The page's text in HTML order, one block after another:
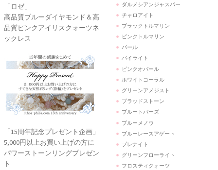
「ロゼ」
高品質ブルーダイヤモンド＆高
品質ピンクアイリスクォーツネ
ックレス
「15周年記念プレゼント企画」
5,000円以上お買い上げの方に
パワーストーンリングプレゼン
ト
ダルメシアンジャスパー
チャロアイト
ブラックトルマリン
ピンクトルマリン
パール
パイライト
ピンクオパール
ホワイトコーラル
グリーンアメジスト
ブラッドストーン
ブルートパーズ
ブルーメノウ
ブルーレースアゲート
プレナイト
グリーンフローライト
フロスティクォーツ